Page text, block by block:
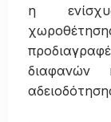
η
διαφανών